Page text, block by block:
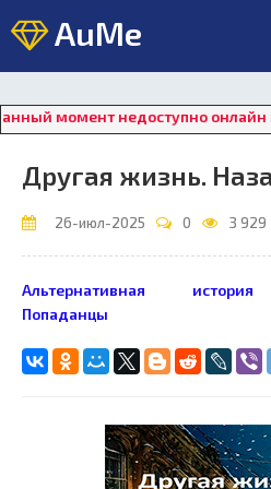
AuMe
недоступно онлайн
Другая жизнь.
26-июл-2025 0 3 929
Альтернативная история
Попаданцы